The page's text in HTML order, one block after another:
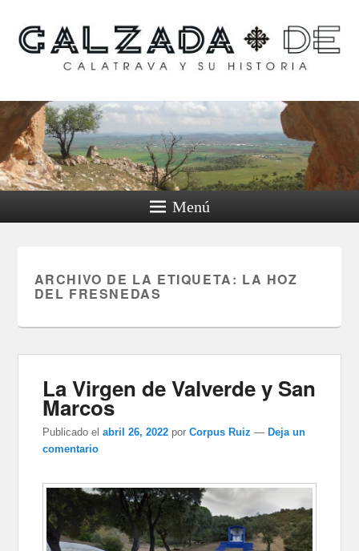
Calzada de Calatrava y
su historia
Menú
ARCHIVO DE LA ETIQUETA: LA HOZ
DEL FRESNEDAS
La Virgen de Valverde y San
Marcos
Publicado el abril 26, 2022 porCorpus Ruiz — Deja un
comentario